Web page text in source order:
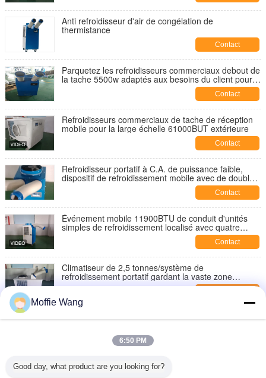
Anti refroidisseur d'air de congélation de
thermistance
Contact
Parquetez les refroidisseurs commerciaux debout de
la tache 5500w adaptés aux besoins du client pour
Contact
Refroidisseurs commerciaux de tache de réception
mobile pour la large échelle 61000BUT extérieure
Contact
Refroidisseur portatif à C.A. de puissance faible,
dispositif de refroidissement mobile avec de doubles
Contact
Événement mobile 11900BTU de conduit d'unités
simples de refroidissement localisé avec quatre
Contact
Climatiseur de 2,5 tonnes/système de
refroidissement portatif gardant la vaste zone
30SQM
Unités de refroidissement localisé de 6500 watts,
Les unités de refroidissement localisé de puissance
Moffie Wang
6:50 PM
Good day, what product are you looking for?